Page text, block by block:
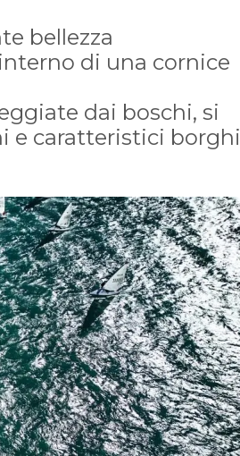
bellezza
di una cornice
dai boschi, si
e caratteristici borghi